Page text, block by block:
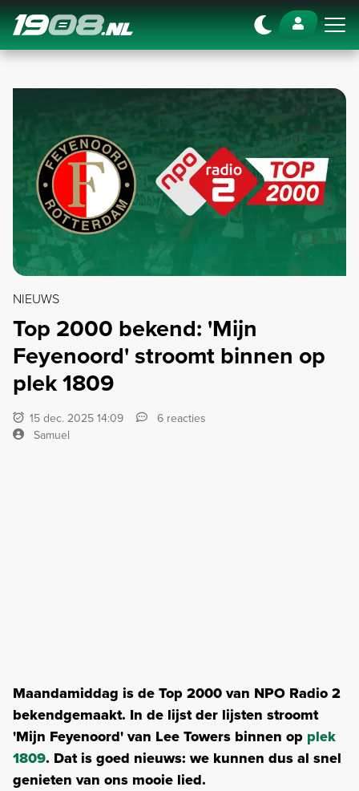
Navigation
NIEUWS
Top 2000 bekend: 'Mijn
Feyenoord' stroomt binnen op
plek 1809
15 dec. 2025 14:09
6 reacties
Samuel
Maandamiddag is de Top 2000 van NPO Radio 2
bekendgemaakt. In de lijst der lijsten stroomt
'Mijn Feyenoord' van Lee Towers binnen op plek
1809. Dat is goed nieuws: we kunnen dus al snel
genieten van ons mooie lied.